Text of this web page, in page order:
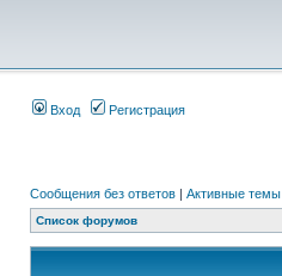
Вход Регистрация
Сообщения без ответов | Активные темы
Список форумов